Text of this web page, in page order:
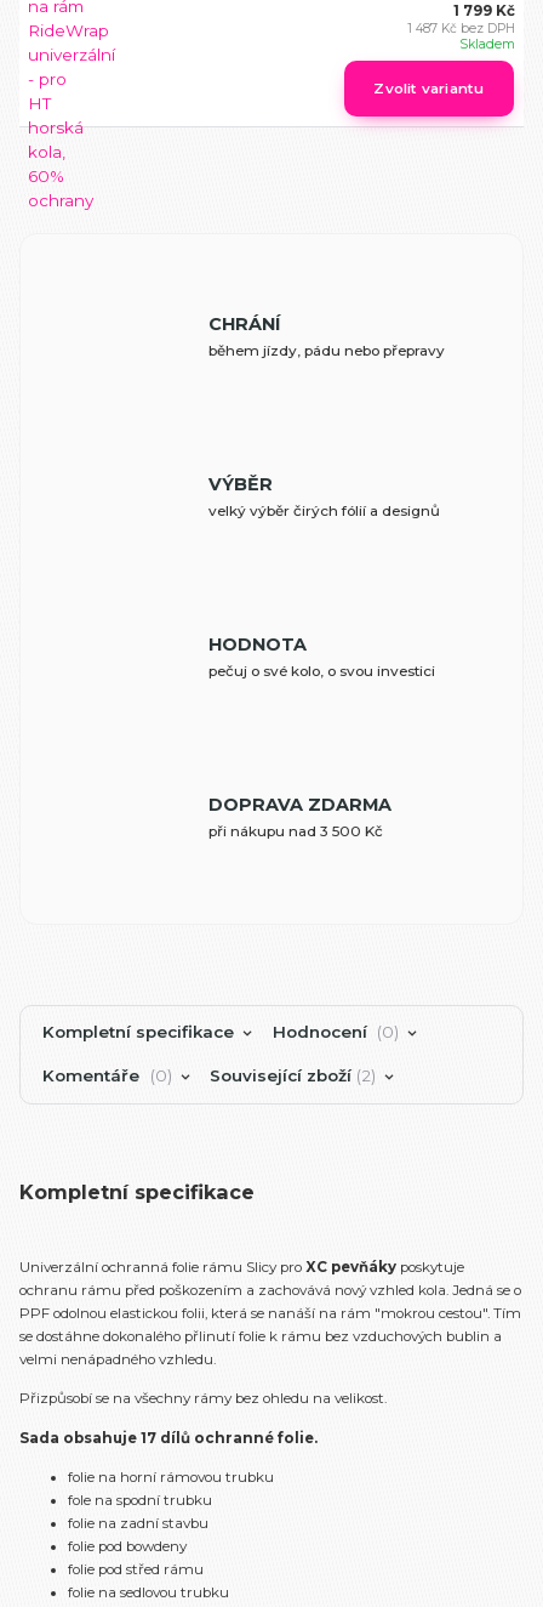
1 799 Kč
1 487 Kč bez DPH
Skladem
Zvolit variantu
CHRÁNÍ
během jízdy, pádu nebo přepravy
VÝBĚR
velký výběr čirých fólií a designů
HODNOTA
pečuj o své kolo, o svou investici
DOPRAVA ZDARMA
při nákupu nad 3 500 Kč
Kompletní specifikace Hodnocení 0
Komentáře 0 Související zboží 2
Kompletní specifikace
Univerzální ochranná folie rámu Slicy pro XC pevňáky poskytuje
ochranu rámu před poškozením a zachovává nový vzhled kola. Jedná se o
PPF odolnou elastickou folii, která se nanáší na rám "mokrou cestou". Tím
se dostáhne dokonalého přlinutí folie k rámu bez vzduchových bublin a
velmi nenápadného vzhledu.
Přizpůsobí se na všechny rámy bez ohledu na velikost.
Sada obsahuje 17 dílů ochranné folie.
folie na horní rámovou trubku
fole na spodní trubku
folie na zadní stavbu
folie pod bowdeny
folie pod střed rámu
folie na sedlovou trubku